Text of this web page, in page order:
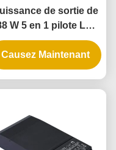
de sortie de
W 5 en 1 pilote LED
faible luminosité avec
IP65 pour les
d'éclairage
Causez Maintenant